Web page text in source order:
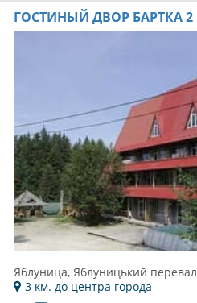
ГОСТИНЫЙ ДВОР БАРТКА 2
Яблуница, Яблуницький перевал
3 км. до центра города